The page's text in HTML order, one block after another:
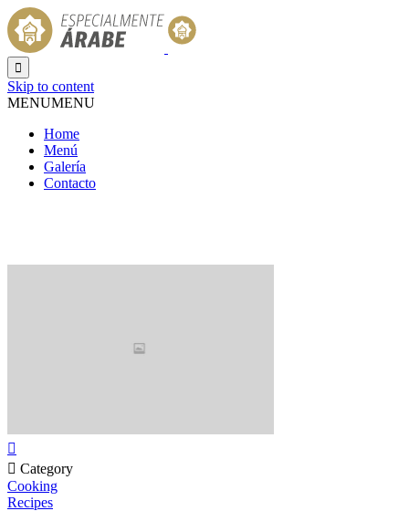

Skip to content
MENUMENU
Home
Menú
Galería
Contacto

 Category
Cooking
Recipes